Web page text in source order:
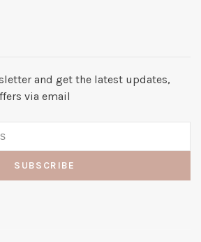
and get the latest updates,
via email
SUBSCRIBE